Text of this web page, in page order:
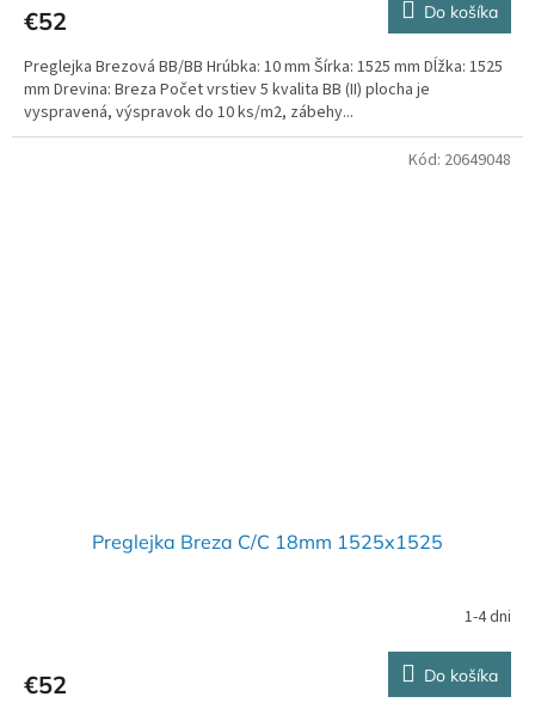
€52 Do košíka
Preglejka Brezová BB/BB Hrúbka: 10 mm Šírka: 1525 mm Dĺžka: 1525
mm Drevina: Breza Počet vrstiev 5 kvalita BB (II) plocha je
vyspravená, výspravok do 10 ks/m2, zábehy...
Preglejka Breza C/C 18mm 1525x1525
1-4 dni
€52 Do košíka
Kód: 20649048